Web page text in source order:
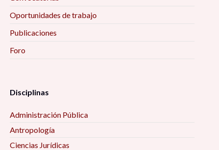
Oportunidades de trabajo
Publicaciones
Foro
Disciplinas
Administración Pública
Antropología
Ciencias Jurídicas